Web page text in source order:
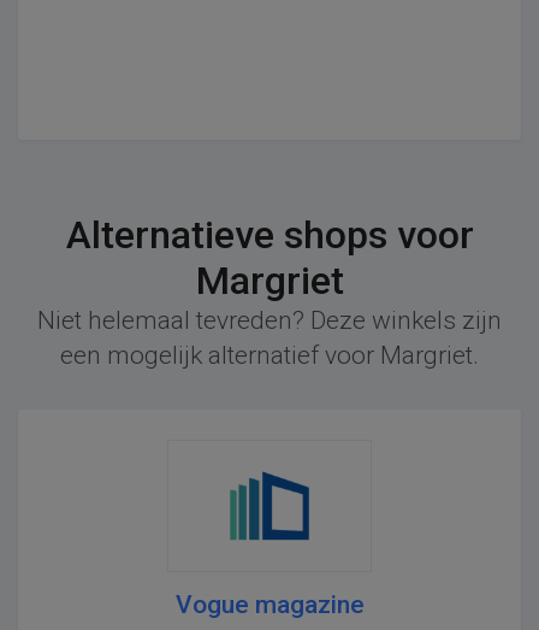
Alternatieve shops voor
Margriet
Niet helemaal tevreden? Deze winkels zijn
een mogelijk alternatief voor Margriet.
Vogue magazine